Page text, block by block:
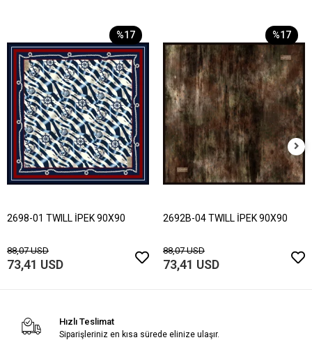
%17
2698-01 TWILL İPEK 90X90
88,07 USD
73,41 USD
%17
2692B-04 TWILL İPEK 90X90
88,07 USD
73,41 USD
Hızlı Teslimat
Siparişleriniz en kısa sürede elinize ulaşır.